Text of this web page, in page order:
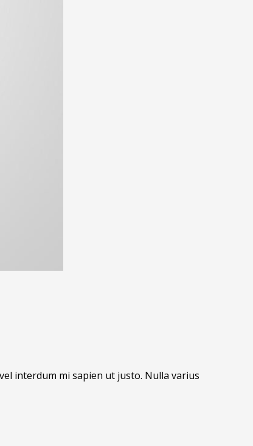
interdum mi sapien ut justo. Nulla varius